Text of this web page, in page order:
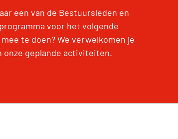
een van de Bestuursleden en
voor het volgende
te doen? We verwelkomen je
onze geplande activiteiten.